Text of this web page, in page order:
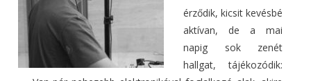
érződik, kicsit kevésbé
aktívan, de a mai
napig sok zenét
hallgat, tájékozódik: